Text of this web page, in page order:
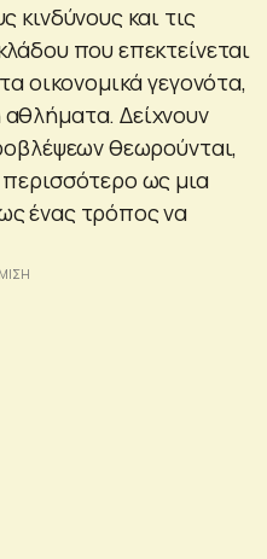
κινδύνους και τις
που επεκτείνεται
οικονομικά γεγονότα,
Δείχνουν
θεωρούνται,
ως μια
ένας τρόπος να